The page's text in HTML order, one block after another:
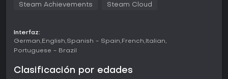
clave. Interactúas con los elementos rotándolos, haciendo
alternativas. Los puzles van ganando en complejidad,
pidiéndote conectar partes dispares del espacio, como
alinear símbolos o activar interruptores en secuencia. El
cada solución resulte gratificante al armar el
rompecabezas mayor.
Steam Achievements Steam Cloud
Interfaz:
German English Spanish - Spain French Italian
Portuguese - Brazil
Clasificación por edades